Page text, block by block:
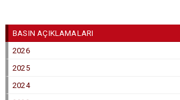
BASIN AÇIKLAMALARI
2026
2025
2024